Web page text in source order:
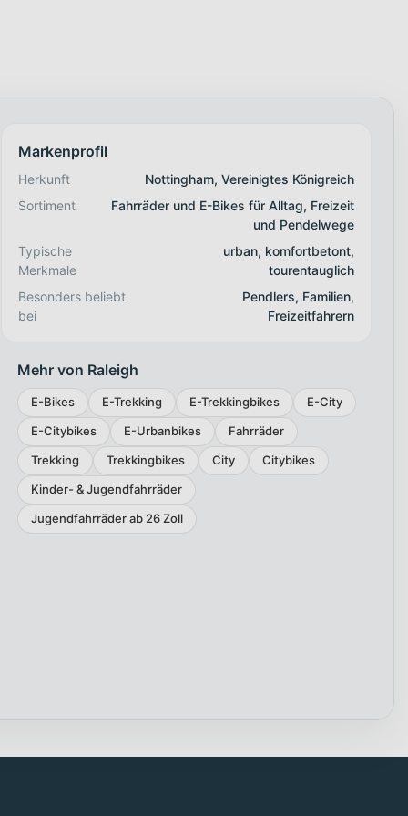
Markenprofil
Herkunft
Nottingham, Vereinigtes Königreich
Sortiment
Fahrräder und E-Bikes für Alltag, Freizeit
und Pendelwege
Typische
Merkmale
urban, komfortbetont,
tourentauglich
Besonders beliebt
bei
Pendlers, Familien,
Freizeitfahrern
Mehr von Raleigh
E-Bikes E-Trekking E-Trekkingbikes
E-City
E-Citybikes
E-Urbanbikes
Fahrräder
Trekking
Trekkingbikes City
Citybikes
Kinder- & Jugendfahrräder
Jugendfahrräder ab 26 Zoll